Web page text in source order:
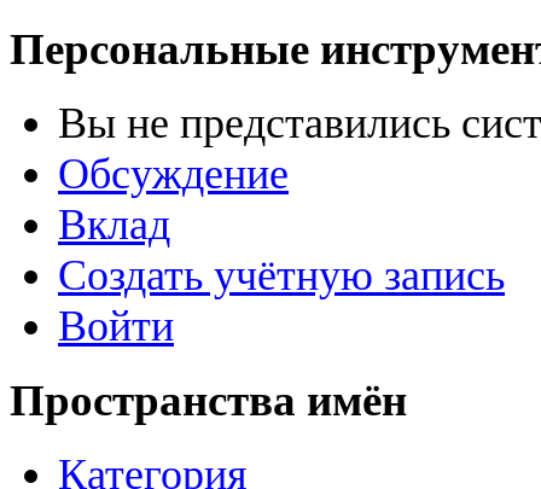
Персональные
Вы не представились
Обсуждение
Вклад
Создать учётную запись
Войти
Пространства имён
Категория